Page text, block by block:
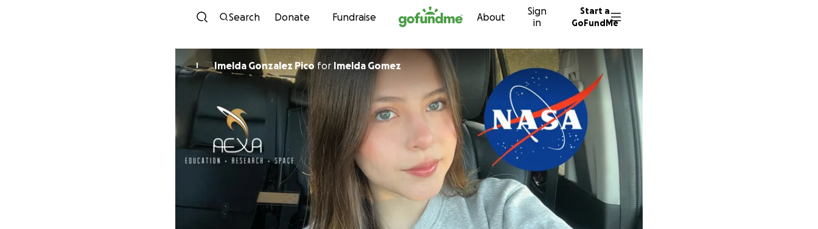
Skip to content
Search Donate Fundraise About
Sign
in
Start a
GoFundMe
I Imelda Gonzalez Pico for Imelda Gomez